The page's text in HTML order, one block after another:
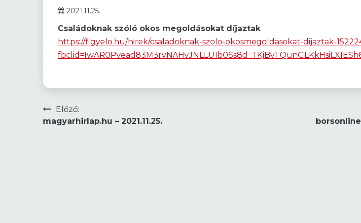
2021.11.25.
Családoknak szóló okos megoldásokat díjaztak
https://figyelo.hu/hirek/csaladoknak-szolo-okosmegoldasokat-dijaztak-
Bejegyzés
navigáció
Előző:
magyarhirlap.hu – 2021.11.25.